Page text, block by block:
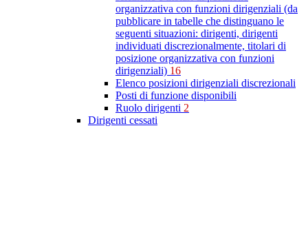
organizzativa con funzioni dirigenziali (da
pubblicare in tabelle che distinguano le
seguenti situazioni: dirigenti, dirigenti
individuati discrezionalmente, titolari di
posizione organizzativa con funzioni
dirigenziali) 16
Elenco posizioni dirigenziali discrezionali
Posti di funzione disponibili
Ruolo dirigenti 2
Dirigenti cessati